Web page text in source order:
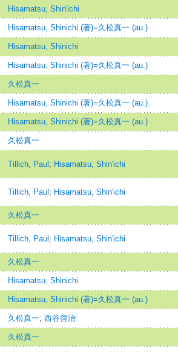
Hisamatsu, Shin'ichi
Hisamatsu, Shinichi (著)=久松真一 (au.)
Hisamatsu, Shinichi
Hisamatsu, Shinichi (著)=久松真一 (au.)
久松真一
Hisamatsu, Shinichi (著)=久松真一 (au.)
Hisamatsu, Shinichi (著)=久松真一 (au.)
久松真一
Tillich, Paul ; Hisamatsu, Shin'ichi
Tillich, Paul ; Hisamatsu, Shin'ichi
久松真一
Tillich, Paul ; Hisamatsu, Shin'ichi
久松真一
Hisamatsu, Shinichi
Hisamatsu, Shinichi (著)=久松真一 (au.)
久松真一; 西谷啓治
久松真一